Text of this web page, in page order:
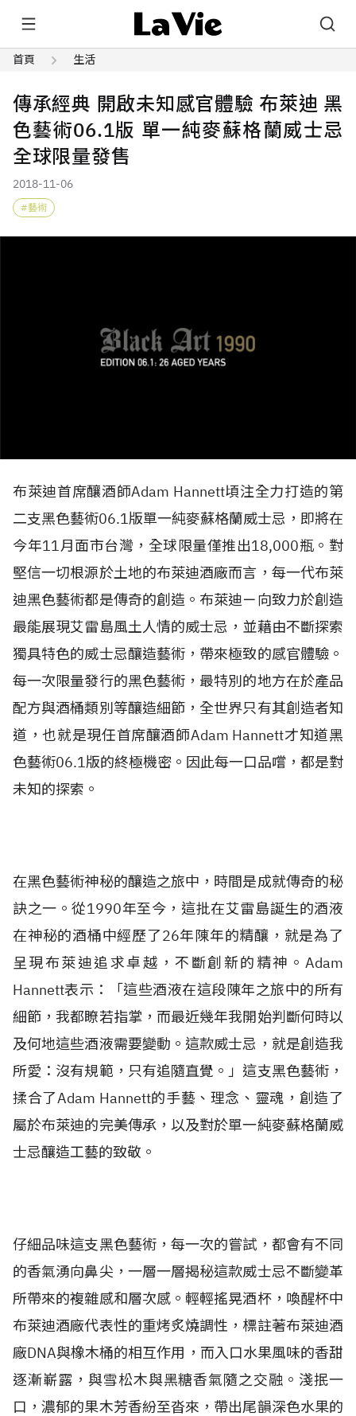
首頁 生活
傳承經典 開啟未知感官體驗 布萊迪 黑
色藝術06.1版 單一純麥蘇格蘭威士忌
全球限量發售
2018-11-06
藝術
布萊迪首席釀酒師Adam Hannett頃注全力打造的第
二支黑色藝術06.1版單一純麥蘇格蘭威士忌，即將在
今年11月面市台灣，全球限量僅推出18,000瓶。對
堅信一切根源於土地的布萊迪酒廠而言，每一代布萊
迪黑色藝術都是傳奇的創造。布萊迪ㄧ向致力於創造
最能展現艾雷島風土人情的威士忌，並藉由不斷探索
獨具特色的威士忌釀造藝術，帶來極致的感官體驗。
每一次限量發行的黑色藝術，最特別的地方在於產品
配方與酒桶類別等釀造細節，全世界只有其創造者知
道，也就是現任首席釀酒師Adam Hannett才知道黑
色藝術06.1版的終極機密。因此每一口品嚐，都是對
未知的探索。
在黑色藝術神秘的釀造之旅中，時間是成就傳奇的秘
訣之一。從1990年至今，這批在艾雷島誕生的酒液
在神秘的酒桶中經歷了26年陳年的精釀，就是為了
呈現布萊迪追求卓越，不斷創新的精神。Adam
Hannett表示：「這些酒液在這段陳年之旅中的所有
細節，我都瞭若指掌，而最近幾年我開始判斷何時以
及何地這些酒液需要變動。這款威士忌，就是創造我
所愛：沒有規範，只有追隨直覺。」這支黑色藝術，
揉合了Adam Hannett的手藝、理念、靈魂，創造了
屬於布萊迪的完美傳承，以及對於單一純麥蘇格蘭威
士忌釀造工藝的致敬。
仔細品味這支黑色藝術，每一次的嘗試，都會有不同
的香氣湧向鼻尖，一層一層揭秘這款威士忌不斷變革
所帶來的複雜感和層次感。輕輕搖晃酒杯，喚醒杯中
布萊迪酒廠代表性的重烤炙燒調性，標註著布萊迪酒
廠DNA與橡木桶的相互作用，而入口水果風味的香甜
逐漸嶄露，與雪松木與黑糖香氣隨之交融。淺抿一
口，濃郁的果木芳香紛至沓來，帶出尾韻深色水果的